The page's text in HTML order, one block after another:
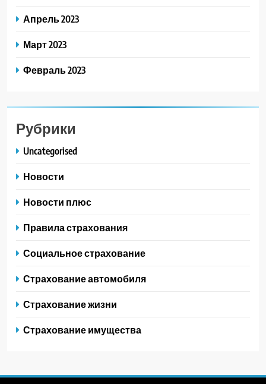
Апрель 2023
Март 2023
Февраль 2023
Рубрики
Uncategorised
Новости
Новости плюс
Правила страхования
Социальное страхование
Страхование автомобиля
Страхование жизни
Страхование имущества